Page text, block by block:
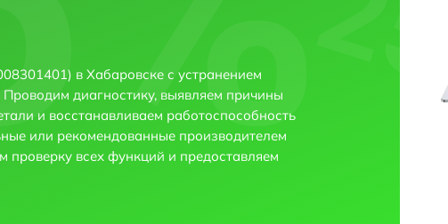
в Хабаровске с устранением
диагностику, выявляем причины
и восстанавливаем работоспособность
или рекомендованные производителем
проверку всех функций и предоставляем